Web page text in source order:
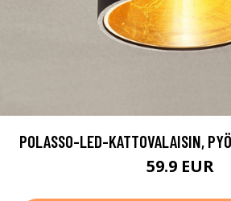
POLASSO-LED-KATTOVALAISIN,
59.9 EUR